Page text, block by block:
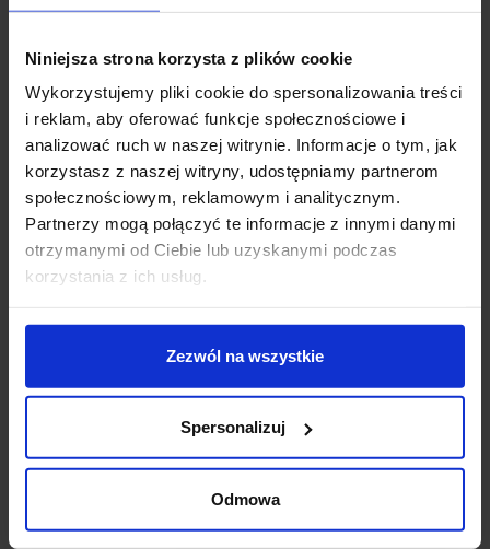
Niniejsza strona korzysta z plików cookie
Wykorzystujemy pliki cookie do spersonalizowania treści
i reklam, aby oferować funkcje społecznościowe i
analizować ruch w naszej witrynie. Informacje o tym, jak
korzystasz z naszej witryny, udostępniamy partnerom
społecznościowym, reklamowym i analitycznym.
Partnerzy mogą połączyć te informacje z innymi danymi
otrzymanymi od Ciebie lub uzyskanymi podczas
korzystania z ich usług.
Zezwól na wszystkie
Spersonalizuj
Odmowa
3000K
ARUBA_P to designerski żyrandol wiszący LED, który
buduje efekt „biżuterii” we wnętrzu bez ciężkiej formy.
Najmocniejszym akcentem jest przezroczysty klosz ze
szkła extra-clear z asymetrycznie piaskowaną
(matową) krawędzią – detal, który pięknie łapie światło
i wygląda elegancko także po wyłączeniu. W centrum
znajduje się metalowy element dekoracyjny dostępny
w czterech wykończeniach: biały, chrom, miedź lub
utrzymane są w bieli, co nadaje całości czystą,
architektoniczną linię.
Jak świeci ARUBA_P
To lampa o charakterze miękkiego, komfortowego
światła. Zintegrowane LED-y świecą ciepłą barwą
90, dzięki czemu kolory materiałów i dodatków
pozostają naturalne. Światło jest rozproszone i